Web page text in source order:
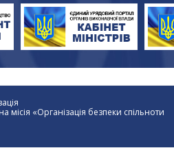
«Організація безпеки спільноти